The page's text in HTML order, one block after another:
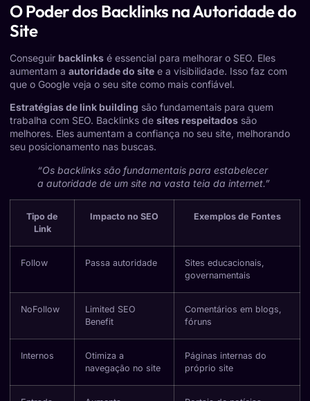
O Poder dos Backlinks na Autoridade do
Site
Conseguir backlinks é essencial para melhorar o SEO. Eles
aumentam a autoridade do site e a visibilidade. Isso faz com
que o Google veja o seu site como mais confiável.
Estratégias de link building são fundamentais para quem
trabalha com SEO. Backlinks de sites respeitados são
melhores. Eles aumentam a confiança no seu site, melhorando
seu posicionamento nas buscas.
“Os backlinks são fundamentais para estabelecer
a autoridade de um site na vasta teia da internet.”
Tipo de
Link
Impacto no SEO Exemplos de Fontes
Follow Passa autoridade
Sites educacionais,
governamentais
NoFollow
Limited SEO
Benefit
Comentários em blogs,
fóruns
Internos
Otimiza a
navegação no site
Páginas internas do
próprio site